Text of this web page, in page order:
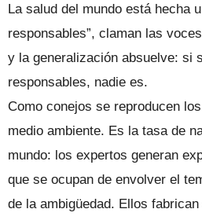
La salud del mundo está hecha
responsables”, claman las
y la generalización absuelve: si
responsables, nadie es.
Como conejos se reproducen
medio ambiente. Es la tasa de
mundo: los expertos generan
que se ocupan de envolver el
de la ambigüedad. Ellos